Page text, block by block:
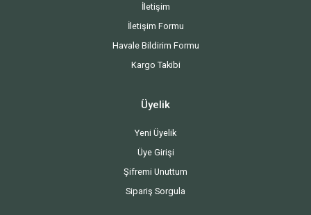
İletişim
İletişim Formu
Havale Bildirim Formu
Kargo Takibi
Üyelik
Yeni Üyelik
Üye Girişi
Şifremi Unuttum
Sipariş Sorgula